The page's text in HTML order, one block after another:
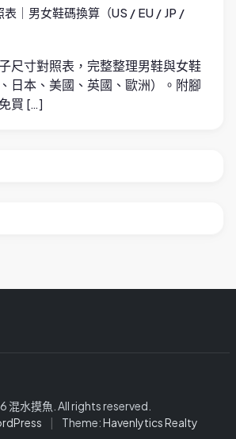
表｜男女鞋碼換算（US / EU / JP /
尺寸對照表，完整整理男鞋與女鞋
日本、美國、英國、歐洲）。附腳
買 […]
混水摸魚. All rights reserved.
| Theme:Havenlytics Realty